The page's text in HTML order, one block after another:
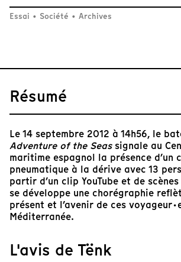
Essai • Société • Archives
Résumé
Le 14 septembre 2012 à 14h56, le
Adventure of the Seassignale au
maritime espagnol la présence d’un
pneumatique à la dérive avec 13
partir d’un clip YouTube et de
se développe une chorégraphie
présent et l’avenir de ces
Méditerranée.
L'avis de Tënk